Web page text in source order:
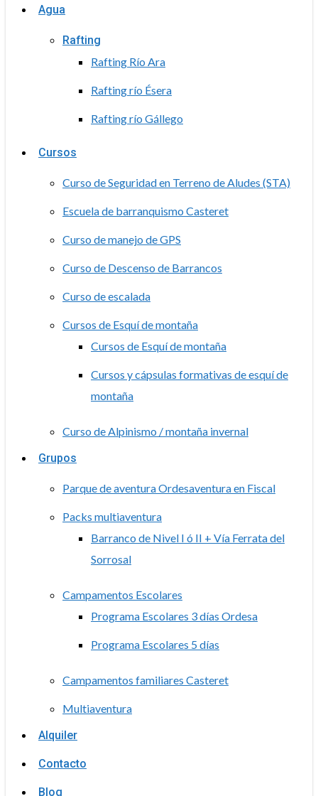
Agua
Rafting
Rafting Río Ara
Rafting río Ésera
Rafting río Gállego
Cursos
Curso de Seguridad en Terreno de Aludes (STA)
Escuela de barranquismo Casteret
Curso de manejo de GPS
Curso de Descenso de Barrancos
Curso de escalada
Cursos de Esquí de montaña
Cursos de Esquí de montaña
Cursos y cápsulas formativas de esquí de
montaña
Curso de Alpinismo / montaña invernal
Grupos
Parque de aventura Ordesaventura en Fiscal
Packs multiaventura
Barranco de Nivel I ó II + Vía Ferrata del
Sorrosal
Campamentos Escolares
Programa Escolares 3 días Ordesa
Programa Escolares 5 días
Campamentos familiares Casteret
Multiaventura
Alquiler
Contacto
Blog